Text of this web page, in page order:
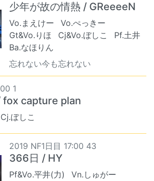
少年が故の情熱 / GReeeeN
Vo.まえけー
Vo.ぺっきー
Gt&Vo.りほ
Cj&Vo.ぼしこ
Pf.土井
Ba.なほりん
忘れない今も忘れない
1
fox capture plan
Cj.ぼしこ
2019 NF1日目 17:00 43
366日 / HY
Pf&Vo.平井(力)
Vn.しゅがー